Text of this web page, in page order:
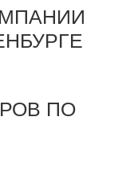
ПО